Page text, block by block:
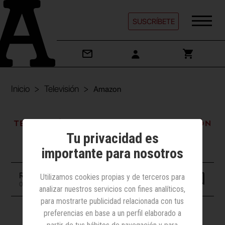
SUSCRÍBETE
Inicio Televisión Amazon
Televisión | Comercio/Restauración
Amazon
Redacción
06 noviembre 2020
Tu privacidad es
importante para nosotros
Utilizamos cookies propias y de terceros para
analizar nuestros servicios con fines analíticos,
para mostrarte publicidad relacionada con tus
preferencias en base a un perfil elaborado a